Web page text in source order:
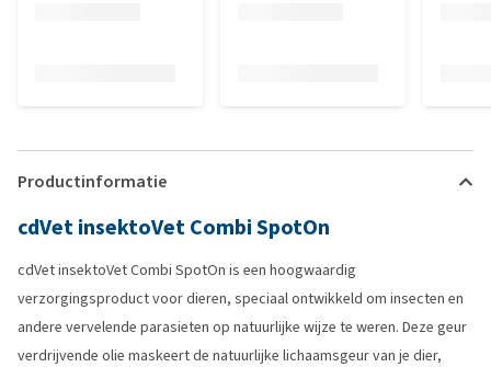
Productinformatie
cdVet insektoVet Combi SpotOn
cdVet insektoVet Combi SpotOn is een hoogwaardig
verzorgingsproduct voor dieren, speciaal ontwikkeld om insecten en
andere vervelende parasieten op natuurlijke wijze te weren. Deze geur
verdrijvende olie maskeert de natuurlijke lichaamsgeur van je dier,